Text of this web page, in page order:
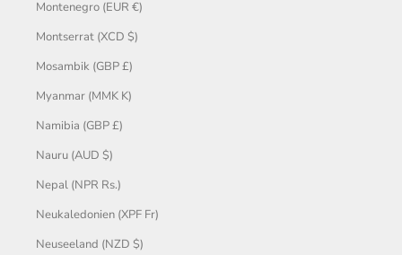
Montenegro (EUR €)
Montserrat (XCD $)
Mosambik (GBP £)
Myanmar (MMK K)
Namibia (GBP £)
Nauru (AUD $)
Nepal (NPR Rs.)
Neukaledonien (XPF Fr)
Neuseeland (NZD $)